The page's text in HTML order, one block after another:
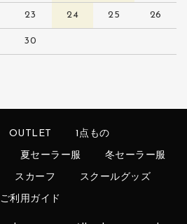
23 24 25 26
30
OUTLET 1点もの
夏セーラー服 冬セーラー服
スカーフ スクールグッズ
ご利用ガイド